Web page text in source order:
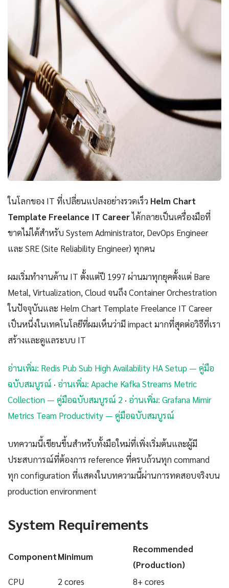
ในโลกของ IT ที่เปลี่ยนแปลงอย่างรวดเร็ว Helm Chart
Template Freelance IT Careerได้กลายเป็นเครื่องมือที่
ขาดไม่ได้สำหรับ System Administrator, DevOps Engineer
และ SRE (Site Reliability Engineer) ทุกคน
ผมเริ่มทำงานด้าน IT ตั้งแต่ปี 1997 ผ่านมาทุกยุคตั้งแต่ Bare
Metal, Virtualization, Cloud จนถึง Container Orchestration
ในปัจจุบันและ Helm Chart Template Freelance IT Career
เป็นหนึ่งในเทคโนโลยีที่ผมเห็นว่ามี impact มากที่สุดต่อวิธีที่เรา
สร้างและดูแลระบบ IT
อ่านเพิ่ม: Redis Pub Sub High Availability HA Setup — คู่มือ
ฉบับสมบูรณ์ · อ่านเพิ่ม: Apache Kafka Streams Metric
Collection — คู่มือฉบับสมบูรณ์ 2 · อ่านเพิ่ม: Grafana Mimir
Metrics Team Productivity — คู่มือฉบับสมบูรณ์
บทความนี้เขียนขึ้นสำหรับทั้งมือใหม่ที่เพิ่งเริ่มต้นและผู้มี
ประสบการณ์ที่ต้องการ reference ที่ครบถ้วนทุก command
ทุก configuration ที่แสดงในบทความนี้ผ่านการทดสอบจริงบน
production environment
System Requirements
ComponentMinimum
Recommended
(Production)
CPU
2 cores
8+ cores